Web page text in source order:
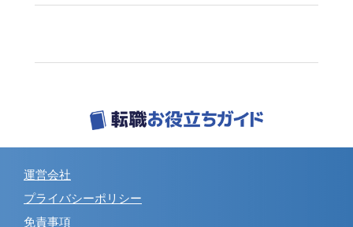
運営会社
プライバシーポリシー
免責事項